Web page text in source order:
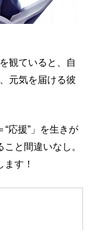
観ていると、自
元気を届ける彼
“応援”」を生きが
と間違いなし。
す！